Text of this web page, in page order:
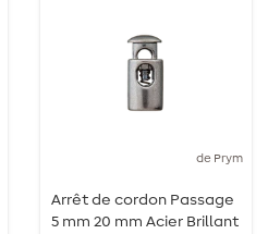
de Prym
Arrêt de cordon Passage
5 mm 20 mm Acier Brillant